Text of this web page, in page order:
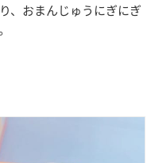
、おまんじゅうにぎにぎ